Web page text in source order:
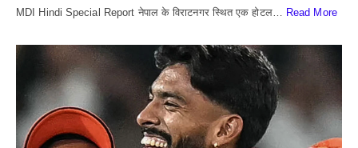
MDI Hindi Special Report नेपाल के विराटनगर स्थित एक होटल… Read More